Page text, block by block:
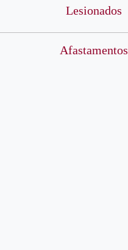
Lesionados
Afastamentos